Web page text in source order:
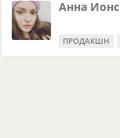
Анна Ионс
ПРОДАКШН